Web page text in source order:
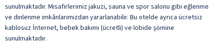
sunulmaktadır. Misafirlerimiz jakuzi, sauna ve spor salonu gibi eğlenme
ve dinlenme imkânlarımızdan yararlanabilir. Bu otelde ayrıca ücretsiz
kablosuz İnternet, bebek bakımı (ücretli) ve lobide şömine
sunulmaktadır.